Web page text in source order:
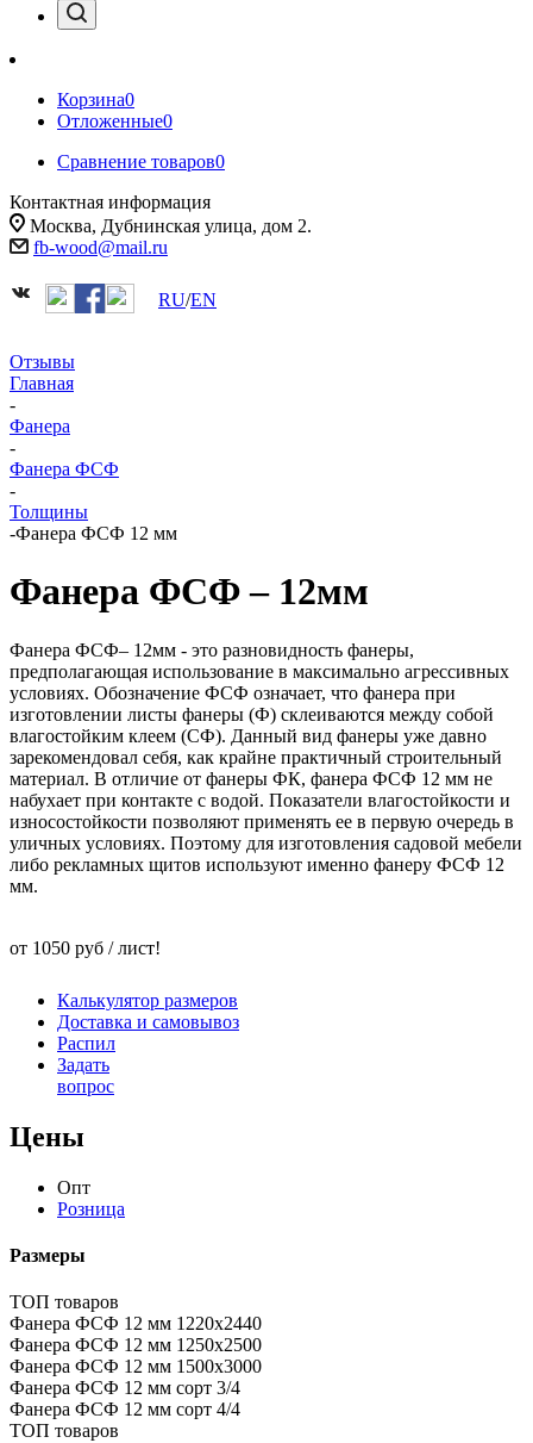
Корзина0
Отложенные0
Сравнение товаров0
Контактная информация
Москва, Дубнинская улица, дом 2.
fb-wood@mail.ru
RU/EN
Отзывы
Главная
-
Фанера
-
Фанера ФСФ
-
Толщины
-Фанера ФСФ 12 мм
Фанера ФСФ – 12мм
Фанера ФСФ– 12мм - это разновидность фанеры,
предполагающая использование в максимально агрессивных
условиях. Обозначение ФСФ означает, что фанера при
изготовлении листы фанеры (Ф) склеиваются между собой
влагостойким клеем (СФ). Данный вид фанеры уже давно
зарекомендовал себя, как крайне практичный строительный
материал. В отличие от фанеры ФК, фанера ФСФ 12 мм не
набухает при контакте с водой. Показатели влагостойкости и
износостойкости позволяют применять ее в первую очередь в
уличных условиях. Поэтому для изготовления садовой мебели
либо рекламных щитов используют именно фанеру ФСФ 12
мм.
от 1050 руб / лист!
Калькулятор размеров
Доставка и самовывоз
Распил
Задать
вопрос
Цены
Опт
Розница
Размеры
ТОП товаров
Фанера ФСФ 12 мм 1220х2440
Фанера ФСФ 12 мм 1250х2500
Фанера ФСФ 12 мм 1500х3000
Фанера ФСФ 12 мм сорт 3/4
Фанера ФСФ 12 мм сорт 4/4
ТОП товаров